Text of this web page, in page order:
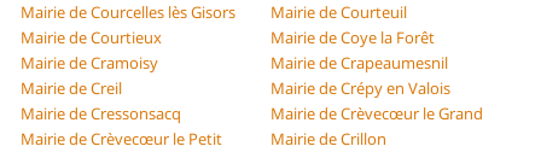
Mairie de Courcelles lès Gisors
Mairie de Courteuil
Mairie de Courtieux
Mairie de Coye la Forêt
Mairie de Cramoisy
Mairie de Crapeaumesnil
Mairie de Creil
Mairie de Crépy en Valois
Mairie de Cressonsacq
Mairie de Crèvecœur le Grand
Mairie de Crèvecœur le Petit
Mairie de Crillon